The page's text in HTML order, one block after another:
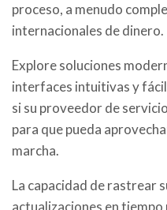
proceso, a menudo
internacionales de dinero.
Explore soluciones
interfaces intuitivas y
si su proveedor de
para que pueda
marcha.
La capacidad de rastrear